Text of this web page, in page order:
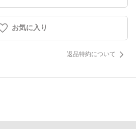
お気に入り
返品特約について